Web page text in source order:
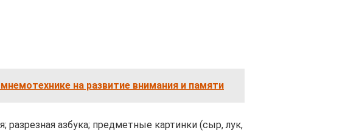
на развитие внимания и памяти
разрезная азбука; предметные картинки (сыр, лук,